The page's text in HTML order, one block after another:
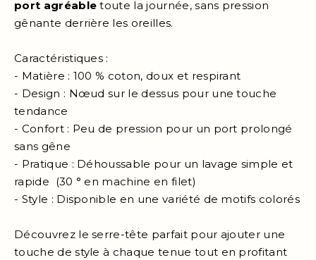
port agréable toute la journée, sans pression
gênante derrière les oreilles.
Caractéristiques :
- Matière : 100 % coton, doux et respirant
- Design : Nœud sur le dessus pour une touche
tendance
- Confort : Peu de pression pour un port prolongé
sans gêne
- Pratique : Déhoussable pour un lavage simple et
rapide (30 ° en machine en filet)
- Style : Disponible en une variété de motifs colorés
Découvrez le serre-tête parfait pour ajouter une
touche de style à chaque tenue tout en profitant